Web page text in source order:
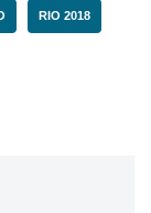
RIO 2018